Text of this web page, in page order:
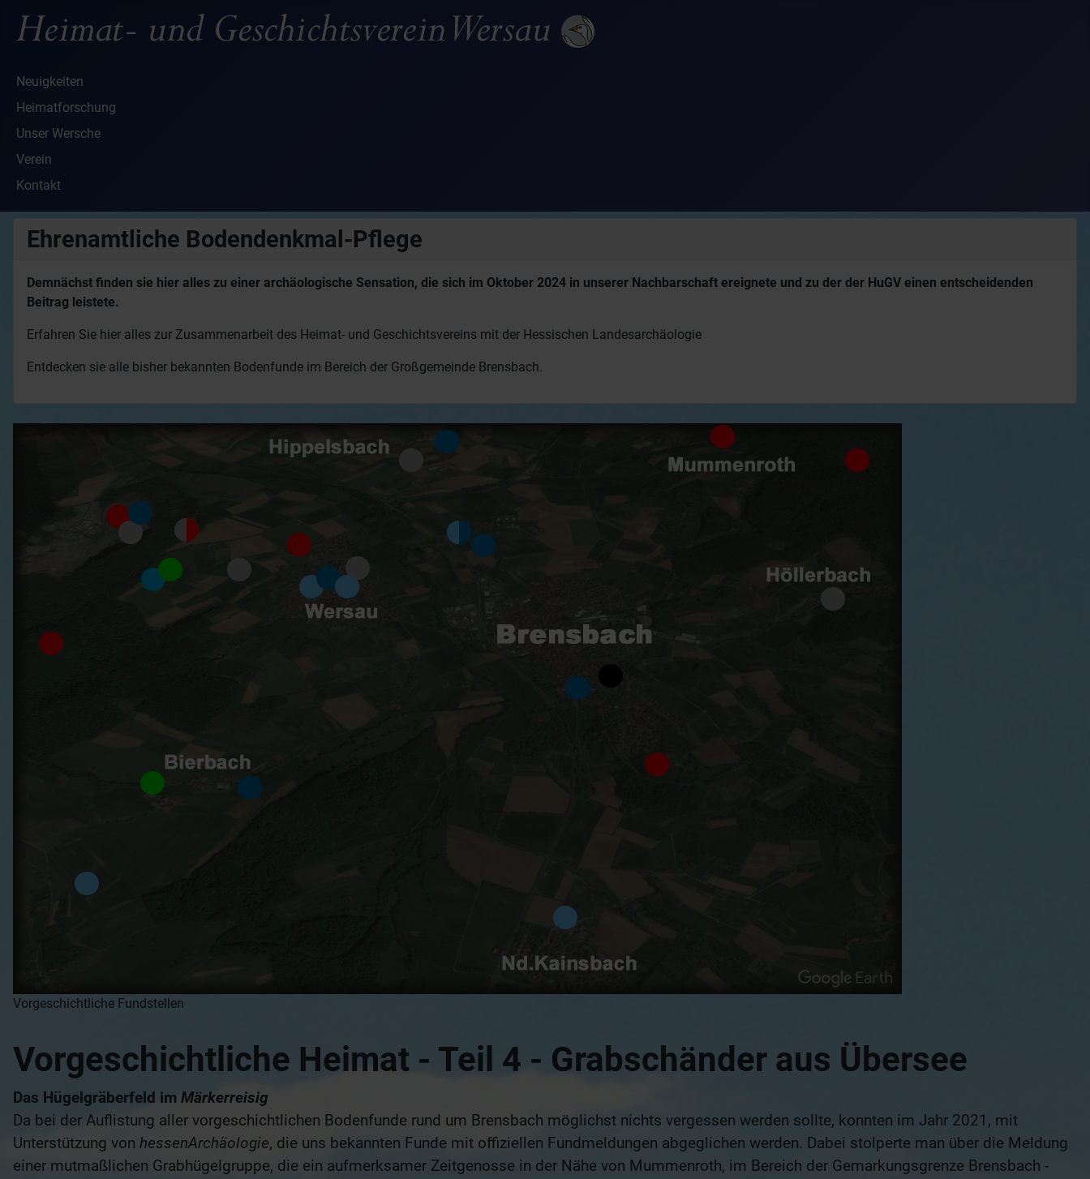
Neuigkeiten
Heimatforschung
Unser Wersche
Verein
Kontakt
Ehrenamtliche Bodendenkmal-Pflege
Demnächst finden sie hier alles zu einer archäologische Sensation, die sich im Oktober 2024 in unserer Nachbarschaft ereignete und zu der der HuGV einen entscheidenden
Beitrag leistete.
Erfahren Sie hier alles zur Zusammenarbeit des Heimat- und Geschichtsvereins mit der Hessischen Landesarchäologie
Entdecken sie alle bisher bekannten Bodenfunde im Bereich der Großgemeinde Brensbach.
Vorgeschichtliche Fundstellen
Vorgeschichtliche Heimat - Teil 4 - Grabschänder aus Übersee
Das Hügelgräberfeld im Märkerreisig
Da bei der Auflistung aller vorgeschichtlichen Bodenfunde rund um Brensbach möglichst nichts vergessen werden sollte, konnten im Jahr 2021, mit
Unterstützung von hessenArchäologie, die uns bekannten Funde mit offiziellen Fundmeldungen abgeglichen werden. Dabei stolperte man über die Meldung
einer mutmaßlichen Grabhügelgruppe, die ein aufmerksamer Zeitgenosse in der Nähe von Mummenroth, im Bereich der Gemarkungsgrenze Brensbach -